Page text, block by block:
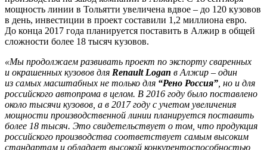
мощность линии в Тольятти увеличена вдвое – до 120 кузовов
в день, инвестиции в проект составили 1,2 миллиона евро.
До конца 2017 года планируется поставить в Алжир в общей
сложности более 18 тысяч кузовов.
«Мы продолжаем развивать проект по экспорту сваренных
и окрашенных кузовов для Renault Logan в Алжир – один
из самых масштабных не только для “Рено Россия” , но и для
российского автопрома в целом. В 2016 году было поставлено
около тысячи кузовов, а в 2017 году с учетом увеличения
мощности производственной линии планируется поставить
более 18 тысяч. Это свидетельствует о том, что продукция
российского производства соответствует самым высоким
стандартам и обладает высокой конкурентоспособностью